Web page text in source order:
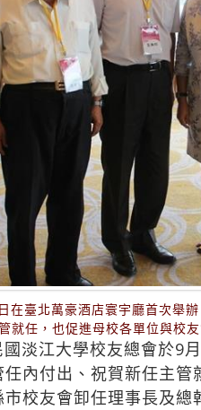
在臺北萬豪酒店寰宇廳首次舉
就任，也促進母校各單位與校
國淡江大學校友總會於
內付出、祝賀新任主
校友會卸任理事長及